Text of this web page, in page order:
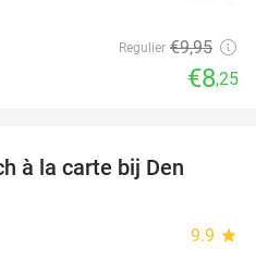
Regulier €9,95
€8,25
à la carte bij Den
9.9 star